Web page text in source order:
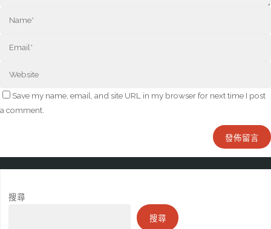
Save my name, email, and site URL in my browser for next time I post
a comment.
搜尋
搜尋